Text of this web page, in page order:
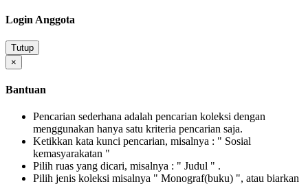
Login Anggota
Tutup
×
Bantuan
Pencarian sederhana adalah pencarian koleksi dengan
menggunakan hanya satu kriteria pencarian saja.
Ketikkan kata kunci pencarian, misalnya : " Sosial
kemasyarakatan "
Pilih ruas yang dicari, misalnya : " Judul " .
Pilih jenis koleksi misalnya " Monograf(buku) ", atau biarkan